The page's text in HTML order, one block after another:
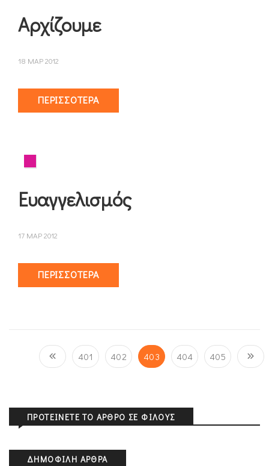
Αρχίζουμε
18 ΜΑΡ 2012
ΠΕΡΙΣΣΌΤΕΡΑ
Eυαγγελισμός
17 ΜΑΡ 2012
ΠΕΡΙΣΣΌΤΕΡΑ
401 402 403 404 405
ΠΡΟΤΕΊΝΕΤΕ ΤΟ ΆΡΘΡΟ ΣΕ ΦΊΛΟΥΣ
ΔΗΜΟΦΙΛΉ ΆΡΘΡΑ